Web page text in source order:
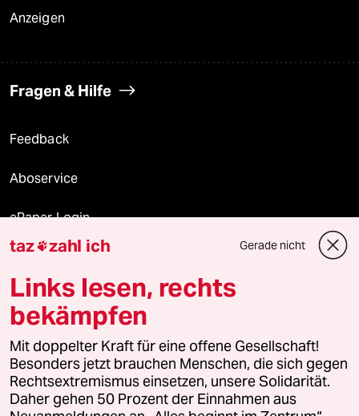
Anzeigen
Fragen & Hilfe
Feedback
Aboservice
ePaper Login
Downloads für Abonnierende
© 2026 taz Verlags und Vertriebs GmbH
Alle Rechte vorbehalten. Bei rechtlichen Fragen oder für Genehmigungen
wenden Sie sich bitte an
lizenzen@taz.de
Feedback Redaktionsstatut Kommune-Richtlinien
taz zahl ich Gerade nicht
Links lesen, rechts
bekämpfen
Mit doppelter Kraft für eine offene Gesellschaft!
Besonders jetzt brauchen Menschen, die sich gegen
Rechtsextremismus einsetzen, unsere Solidarität.
Daher gehen 50 Prozent der Einnahmen aus